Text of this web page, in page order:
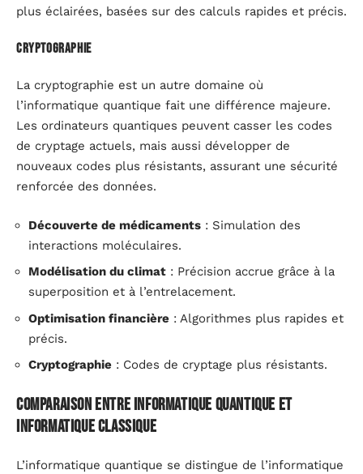
plus éclairées, basées sur des calculs rapides et précis.
Cryptographie
La cryptographie est un autre domaine où
l’informatique quantique fait une différence majeure.
Les ordinateurs quantiques peuvent casser les codes
de cryptage actuels, mais aussi développer de
nouveaux codes plus résistants, assurant une sécurité
renforcée des données.
Découverte de médicaments : Simulation des
interactions moléculaires.
Modélisation du climat : Précision accrue grâce à la
superposition et à l’entrelacement.
Optimisation financière : Algorithmes plus rapides et
précis.
Cryptographie : Codes de cryptage plus résistants.
Comparaison entre informatique quantique et
informatique classique
L’informatique quantique se distingue de l’informatique